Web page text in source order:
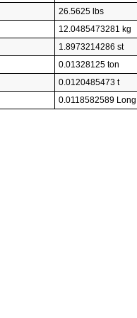
26.5625 lbs
12.0485473281 kg
1.8973214286 st
0.01328125 ton
0.0120485473 t
0.0118582589